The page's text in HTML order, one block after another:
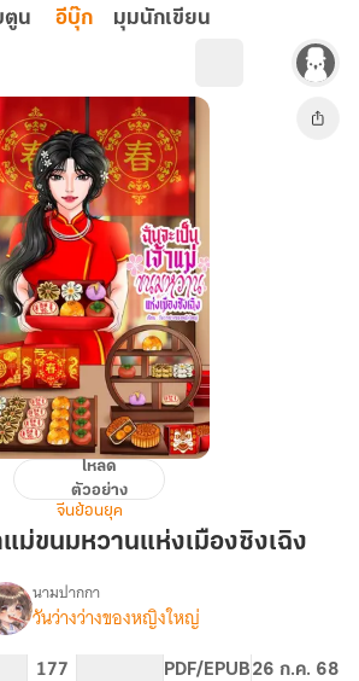
ตูน อีบุ๊ก มุมนักเขียน
โหลด
ตัวอย่าง
จีนย้อนยุค
แม่ขนมหวานแห่งเมืองซิงเฉิง
เรื่อง
นามปากกา
วันว่างว่างของหญิงใหญ่
177 PDF/EPUB26 ก.ค. 68